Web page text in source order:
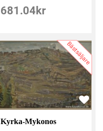
681.04 kr
Bästsäljare
Kyrka-Mykonos